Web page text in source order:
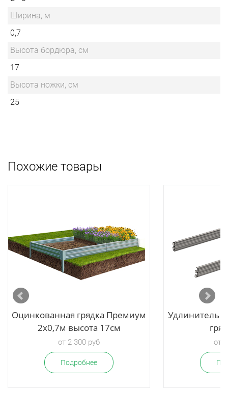
Ширина, м
0,7
Высота бордюра, см
17
Высота ножки, см
25
Похожие товары
Оцинкованная грядка Премиум
2х0,7м высота 17см
от 2 300 руб
Подробнее
Удлинитель
от